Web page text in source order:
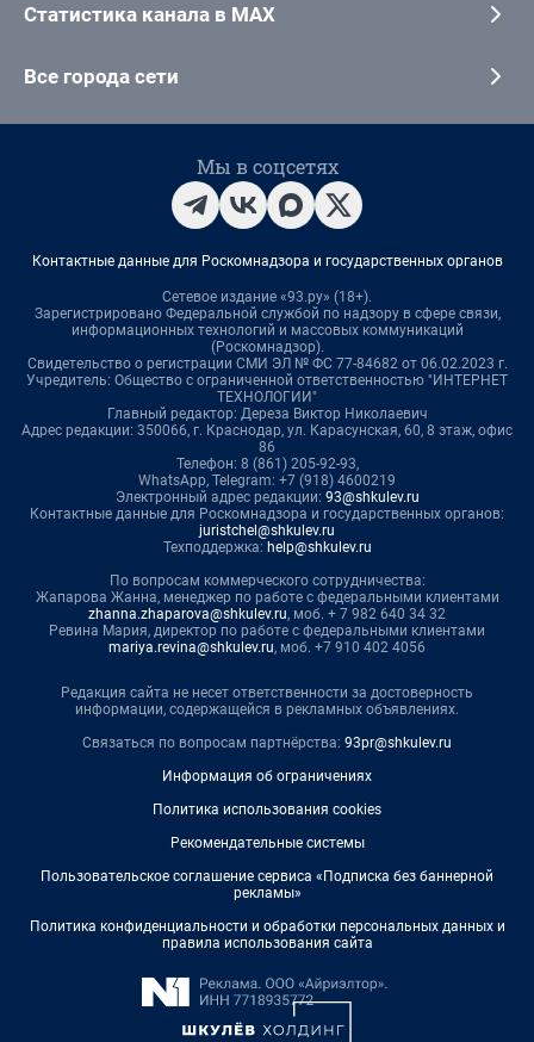
Статистика канала в MAX
Все города сети
Мы в соцсетях
Контактные данные для Роскомнадзора и государственных органов
Сетевое издание «93.ру» (18+).
Зарегистрировано Федеральной службой по надзору в сфере связи,
информационных технологий и массовых коммуникаций
(Роскомнадзор).
Свидетельство о регистрации СМИ ЭЛ № ФС 77-84682 от 06.02.2023 г.
Учредитель: Общество с ограниченной ответственностью "ИНТЕРНЕТ
ТЕХНОЛОГИИ"
Главный редактор: Дереза Виктор Николаевич
Адрес редакции: 350066, г. Краснодар, ул. Карасунская, 60, 8 этаж, офис
86
Телефон: 8 (861) 205-92-93,
WhatsApp, Telegram: +7 (918) 4600219
Электронный адрес редакции: 93@shkulev.ru
Контактные данные для Роскомнадзора и государственных органов:
juristchel@shkulev.ru
Техподдержка: help@shkulev.ru
По вопросам коммерческого сотрудничества:
Жапарова Жанна, менеджер по работе с федеральными клиентами
zhanna.zhaparova@shkulev.ru, моб. + 7 982 640 34 32
Ревина Мария, директор по работе с федеральными клиентами
mariya.revina@shkulev.ru, моб. +7 910 402 4056
Редакция сайта не несет ответственности за достоверность
информации, содержащейся в рекламных объявлениях.
Связаться по вопросам партнёрства: 93pr@shkulev.ru
Информация об ограничениях
Политика использования cookies
Рекомендательные системы
Пользовательское соглашение сервиса «Подписка без баннерной
рекламы»
Политика конфиденциальности и обработки персональных данных и
правила использования сайта